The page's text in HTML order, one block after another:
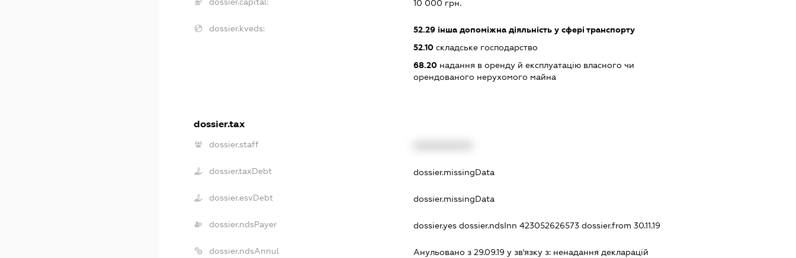
10 000 грн.
dossier.kveds: 52.29інша допоміжна діяльність у сфері транспорту
52.10складське господарство
68.20надання в оренду й експлуатацію власного чи
орендованого нерухомого майна
dossier.tax
dossier.staff
dossier.taxDebt dossier.missingData
dossier.esvDebt dossier.missingData
dossier.ndsPayer dossier.yes dossier.ndsInn 423052626573 dossier.from 30.11.19
dossier.ndsAnnul Анульовано з 29.09.19 у зв'язку з: ненадання декларацiй